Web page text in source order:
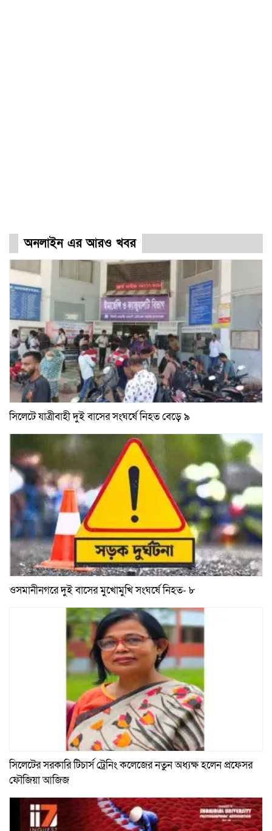
অনলাইন এর আরও খবর
সিলেটে যাত্রীবাহী দুই বাসের সংঘর্ষে নিহত বেড়ে ৯
ওসমানীনগরে দুই বাসের মুখোমুখি সংঘর্ষে নিহত- ৮
সিলেটের সরকারি টিচার্স ট্রেনিং কলেজের নতুন অধ্যক্ষ হলেন প্রফেসর
ফৌজিয়া আজিজ